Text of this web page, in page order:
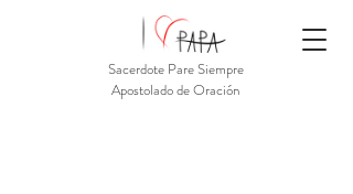
Sacerdote Pare Siempre
Apostolado de Oración